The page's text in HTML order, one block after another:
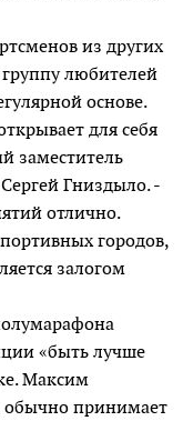
из других
любителей
основе.
для себя
заместитель
Гниздыло. -
отлично.
городов,
залогом
«быть лучше
Максим
обычно принимает